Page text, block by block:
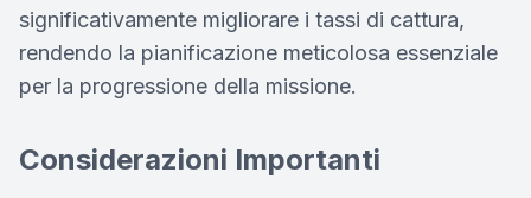
significativamente migliorare i tassi di cattura,
rendendo la pianificazione meticolosa essenziale
per la progressione della missione.
Considerazioni Importanti